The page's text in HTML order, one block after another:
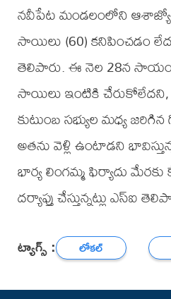
నవీపేట మండలంలోని
సాయిలు (60) కనిపించడం
తెలిపారు. ఈ నెల 28న
సాయిలు ఇంటికి చేరుకోలేదని,
కుటుంబ సభ్యుల మధ్య
అతను వెళ్లి ఉంటాడని
భార్య లింగమ్మ ఫిర్యాదు
దర్యాప్తు చేస్తున్నట్లు ఎస్ఐ
ట్యాగ్స్ : లోకల్